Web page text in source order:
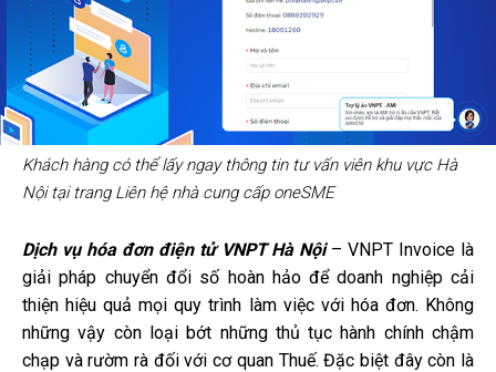
Khách hàng có thể lấy ngay thông tin tư vấn viên khu vực Hà
Nội tại trang Liên hệ nhà cung cấp oneSME
Dịch vụ hóa đơn điện tử VNPT Hà Nội– VNPT Invoice là
giải pháp chuyển đổi số hoàn hảo để doanh nghiệp cải
thiện hiệu quả mọi quy trình làm việc với hóa đơn. Không
những vậy còn loại bớt những thủ tục hành chính chậm
chạp và rườm rà đối với cơ quan Thuế. Đặc biệt đây còn là